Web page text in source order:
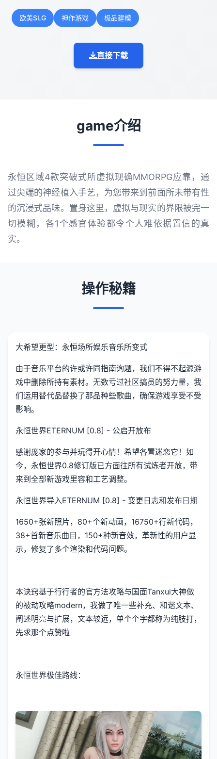
欧美SLG 神作游戏 极品建模
直接下载
game介绍
永恒区域4款突破式所虚拟现确MMORPG应靠，通
过尖端的神经植入手艺，为您带来到前面所未带有性
的沉浸式品味。置身这里，虚拟与现实的界限被完一
切模糊，各1个感官体验都令个人难依据置信的真
实。
操作秘籍
大希望更型：永恒场所娱乐音乐所变式
由于音乐平台的许或许同指南询题，我们不得不起源游
戏中删除所持有素材。无数亏过社区搞员的努力量，我
们运用替代品替换了那品种些歌曲，确保游戏享受不受
影响。
永恒世界ETERNUM [0.8] - 公启开放布
感谢庞家的参与并玩得开心情！希望各置迷恋它！如
今，永恒世界0.8修订版已方面往所有试炼者开放，带
来到全部新游戏里容和工艺调整。
永恒世界导入ETERNUM [0.8] - 变更日志和发布日期
1650+张新照片，80+个新动画，16750+行新代码，
38+首新音乐曲目，150+种新音效，革新性的用户显
示，修复了多个渲染和代码问题。
本诀窍基于行行者的官方法攻略与国面Tanxui大神做
的被动攻略modern，我做了唯一些补充、和谐文本、
阐述明亮与扩展，文本较远，单个个字都称为纯肢打，
先求那个点赞啦
永恒世界极佳路线：